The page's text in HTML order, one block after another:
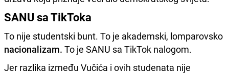
SANU sa TikToka
To nije studentski bunt. To je akademski, lomparovsko
nacionalizam. To je SANU sa TikTok nalogom.
Jer razlika između Vučića i ovih studenata nije